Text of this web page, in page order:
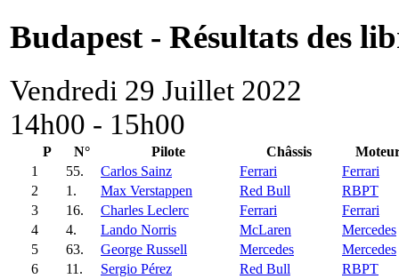
Budapest - Résultats des
Vendredi 29 Juillet 2022
14h00 - 15h00
P N° Pilote Châssis
1
55. Carlos Sainz Ferrari
Ferrari
2
1. Max Verstappen Red Bull
RBPT
3
16. Charles Leclerc Ferrari
Ferrari
4
4. Lando Norris McLaren
Mercedes
5
63. George Russell Mercedes
Mercedes
6
11. Sergio Pérez Red Bull
RBPT